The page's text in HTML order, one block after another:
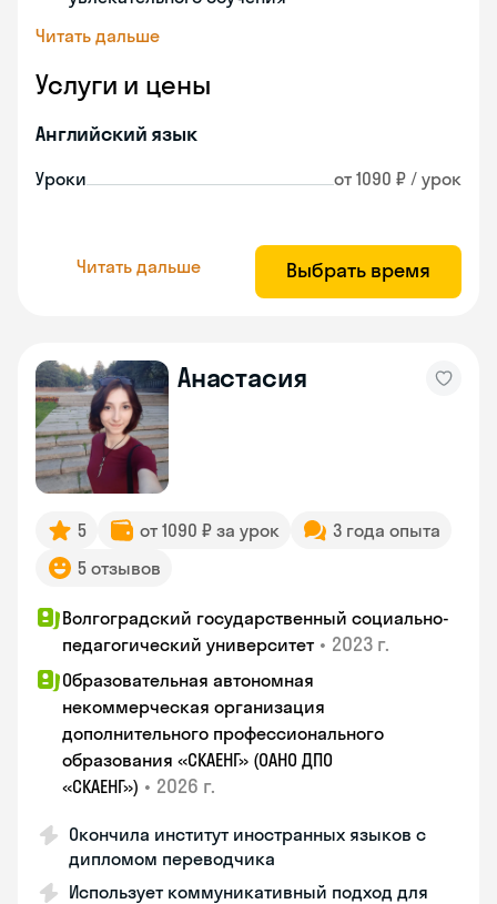
Читать дальше
Услуги и цены
Английский язык
Уроки от 1090 ₽ / урок
Читать дальше Выбрать время
Анастасия
5 от 1090 ₽ за урок
3 года опыта
5 отзывов
Волгоградский государственный социально-
педагогический университет • 2023 г.
Образовательная автономная
некоммерческая организация
дополнительного профессионального
образования «СКАЕНГ» (ОАНО ДПО
«СКАЕНГ») • 2026 г.
Окончила институт иностранных языков с
дипломом переводчика
Использует коммуникативный подход для